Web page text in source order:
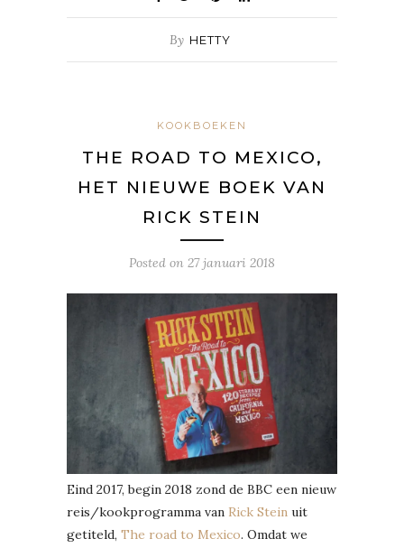
By HETTY
KOOKBOEKEN
THE ROAD TO MEXICO,
HET NIEUWE BOEK VAN
RICK STEIN
Posted on 27 januari 2018
Eind 2017, begin 2018 zond de BBC een nieuw
reis/kookprogramma van Rick Stein uit
getiteld, The road to Mexico. Omdat we